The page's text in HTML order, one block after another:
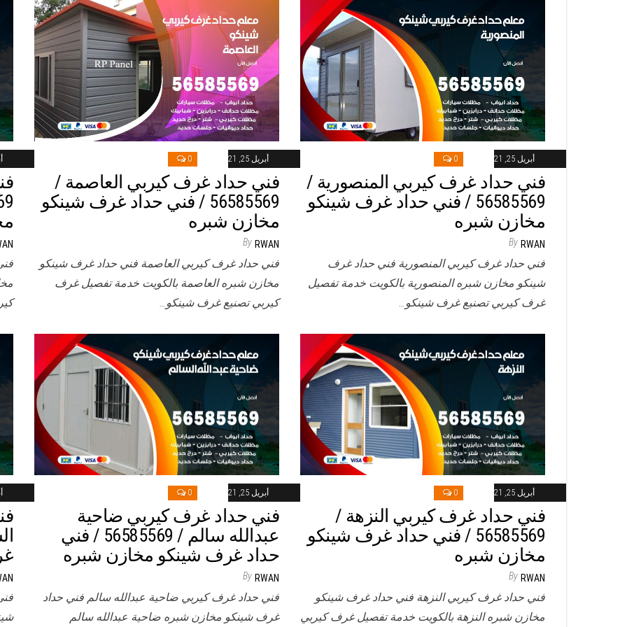
أبريل 25, 2021 0
فني حداد غرف كيربي العاصمة /
56585569 / فني حداد غرف شينكو
مخازن شبره
By RWAN
فني حداد غرف كيربي العاصمة فني حداد غرف شينكو
مخازن شبره العاصمة بالكويت خدمة تفصيل غرف
كيربي تصنيع غرف شينكو…
أبريل 25, 2021 0
فني حداد غرف كيربي المنصورية /
56585569 / فني حداد غرف شينكو
مخازن شبره
By RWAN
فني حداد غرف كيربي المنصورية فني حداد غرف
شينكو مخازن شبره المنصورية بالكويت خدمة تفصيل
غرف كيربي تصنيع غرف شينكو…
أبريل 25, 2021 0
فني حداد غرف كيربي ضاحية
عبدالله سالم / 56585569 / فني
حداد غرف شينكو مخازن شبره
By RWAN
فني حداد غرف كيربي ضاحية عبدالله سالم فني حداد
غرف شينكو مخازن شبره ضاحية عبدالله سالم
أبريل 25, 2021 0
فني حداد غرف كيربي النزهة /
56585569 / فني حداد غرف شينكو
مخازن شبره
By RWAN
فني حداد غرف كيربي النزهة فني حداد غرف شينكو
مخازن شبره النزهة بالكويت خدمة تفصيل غرف كيربي